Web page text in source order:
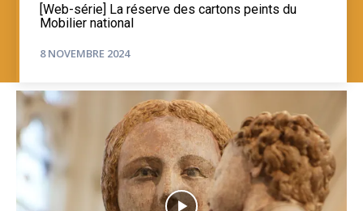
[Web-série] La réserve des cartons peints du
Mobilier national
8 NOVEMBRE 2024